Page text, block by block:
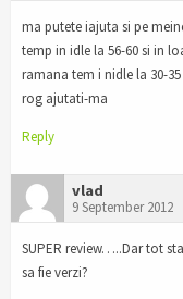
ma putete iajuta si pe
temp in idle la 56-60 si in
ramana tem i nidle la 30-
rog ajutati-ma
Reply
vlad
9 September 2012
SUPER review…..Dar tot
sa fie verzi?